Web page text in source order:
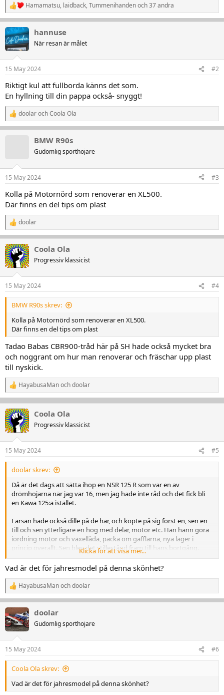
R
e
a
k
t
i
e
:
Hamamatsu, laidback,Tummenihandenoch 37 andra
hannuse
När resan är målet
15 May 2024 #2
Riktigt kul att fullborda känns det som.
En hyllning till din pappa också- snyggt!
R
e
e
:
doolarochCoola Ola
BMW R90s
Gudomlig sporthojare
15 May 2024 #3
Kolla på Motornörd som renoverar en XL500.
Där finns en del tips om plast
R
e
a
k
t
i
e
r
doolar
Coola Ola
Progressiv klassicist
15 May 2024 #4
BMW R90s skrev:
Kolla på Motornörd som renoverar en XL500.
Där finns en del tips om plast
Tadao Babas CBR900-tråd här på SH hade också mycket bra
och noggrant om hur man renoverar och fräschar upp plast
till nyskick.
R
e
a
k
t
i
n
e
r
HayabusaManochdoolar
Coola Ola
Progressiv klassicist
15 May 2024 #5
doolar skrev:
Då är det dags att sätta ihop en NSR 125 R som var en av
drömhojarna när jag var 16, men jag hade inte råd och det fick bli
en Kawa 125:a istället.
Farsan hade också dille på de här, och köpte på sig först en, sen en
till och sen ytterligare en hög med delar, motor etc. Han hann göra
iordning motor och växellåda, packa om gafflarna, nya lager i
princip överallt. Sen blev det stillestånd fram till hans bortgång.
Men nu ska jag sätta ihop den! 21 ägare har den haft, säkert alla
utom jag och min far i 16-årsåldern, skruvat därefter...
Tänk om livet vore så enkelt som tvåtakt... Hojen har inte varit igång
på säkert tio år, stått i ett garage halvt nedplockad. Jag kollar så
oljepumpen snurrar, fyller på tvåtaktsolja, blandar dessutom olja i
en skvätt bensin för första uppstart. Koppla in tändningslås, ladda
ett gammalt Biltemabatteri, å så startar vi väl? Bara klick klick klick.
Kollade runt lite och hittade startmotorn, den hade inte ena kabeln
på, så på med den då, å så startar vi väl nudå???
Klicka för att visa mer...
Vad är det för jahresmodel på denna skönhet?
R
e
a
k
t
i
e
r
HayabusaManochdoolar
doolar
Gudomlig sporthojare
15 May 2024 #6
Coola Ola skrev:
Vad är det för jahresmodel på denna skönhet?